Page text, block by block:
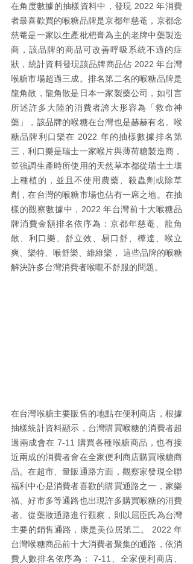
在角度數據的抽樣資料中，發現 2022 年消費
者最喜歡買的喉糖品牌是京都年慈菴，京都念
慈菴是一家以生產枇杷膏為主的老牌中藥製造
商，該品牌的商品可改善呼吸系統不適的症
狀，統計資料發現該品牌商品佔 2022 年台灣
喉糖市場超過三成。排名第二名的喉糖品牌是
龍角散，龍角散是日本一家製藥公司，如引言
所述許多大陸的消費者誇大形容為「救命神
藥」，該品牌的喉糖在台灣也是赫赫有名。喉
糖品牌利口樂在 2022 年的抽樣數據排名第
三，利口樂是瑞士一家喉片與薄荷糖製造商，
並強調生產時所使用的天然草本都從瑞士土壤
上種植的，並且不使用農藥、殺蟲劑或除草
劑，在台灣的喉糖市場也佔有一席之地。在抽
樣的觀察數據中，2022 年台灣前十大喉糖品
牌消費金額排名依序為：京都年慈菴、龍角
散、利口樂、舒立效、易口舒、樺達、喉立
爽、樂特、喉舒樂、維維樂， 這些品牌的喉糖
解決許多台灣消費者喉嚨不舒服的問題。
在台灣喉糖主要販售的地點在便利商店，根據
抽樣統計資料顯示，台灣購買喉糖的消費者超
過兩成會在 7-11 購買各種喉糖商品，也有接
近兩成的消費者會在全家便利商店購買喉糖商
品。在超市、量販通路方面，觀察家發現全聯
福利中心是消費者喜歡的購買通路之一，家樂
福、好市多等通路也出現許多購買喉糖的消費
者。從藥妝通路進行觀察，則以屈臣氏為台灣
主要的銷售通路，康是美位居第二。 2022 年
台灣喉糖商品前十大消費者聚集的通路，依消
費人數排名依序為： 7-11、全家便利商店、